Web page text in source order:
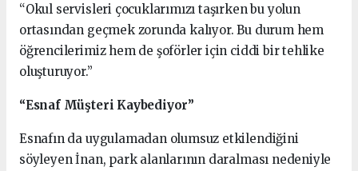
“Okul servisleri çocuklarımızı taşırken bu yolun
ortasından geçmek zorunda kalıyor. Bu durum hem
öğrencilerimiz hem de şoförler için ciddi bir tehlike
oluşturuyor.”
“Esnaf Müşteri Kaybediyor”
Esnafın da uygulamadan olumsuz etkilendiğini
söyleyen İnan, park alanlarının daralması nedeniyle